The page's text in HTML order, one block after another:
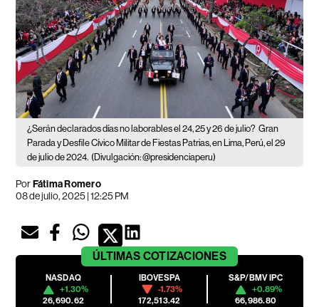
¿Serán declarados días no laborables el 24, 25 y 26 de julio? Gran
Parada y Desfile Cívico Militar de Fiestas Patrias, en Lima, Perú, el 29
de julio de 2024. (Divulgación: @presidenciaperu)
PorFátima Romero
08 de julio, 2025 | 12:25 PM
ÚLTIMAS COTIZACIONES
NASDAQ
+1.30%
26,690.62
IBOVESPA
-1.73%
172,513.42
S&P/BMV IPC
+0.89%
66,986.80